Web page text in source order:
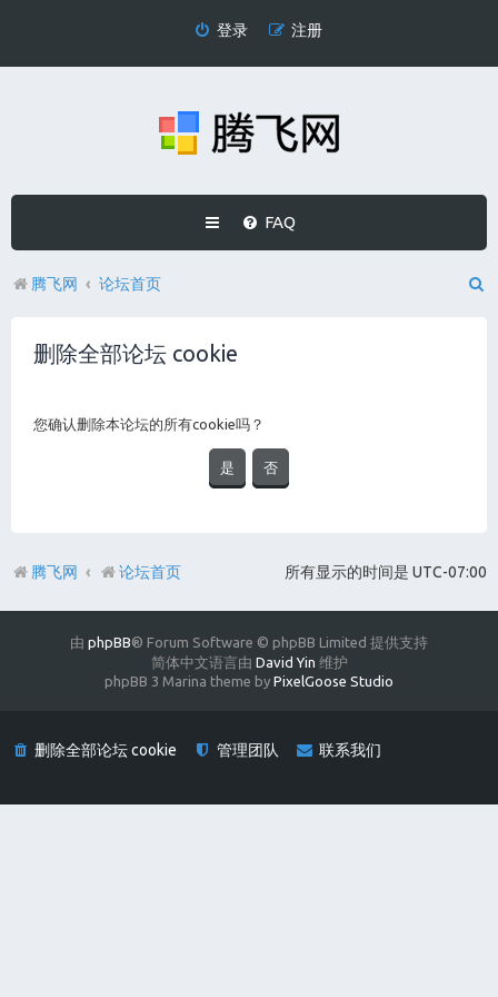
登录 注册
FAQ
腾飞网 论坛首页
删除全部论坛 cookie
您确认删除本论坛的所有cookie吗？
所有显示的时间是 UTC-07:00
腾飞网 论坛首页
由 phpBB® Forum Software © phpBB Limited 提供支持
简体中文语言由 David Yin 维护
phpBB 3 Marina theme by PixelGoose Studio
删除全部论坛 cookie 管理团队 联系我们